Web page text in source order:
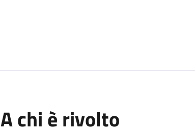
A chi è rivolto